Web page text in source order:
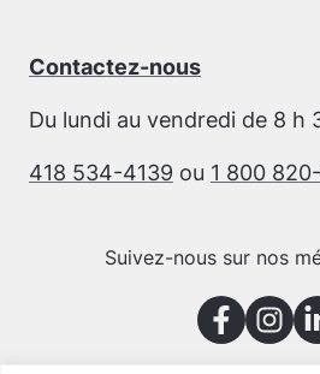
Contactez-nous
Du lundi au vendredi de 8 h
418 534-4139 ou 1 800
Suivez-nous sur nos